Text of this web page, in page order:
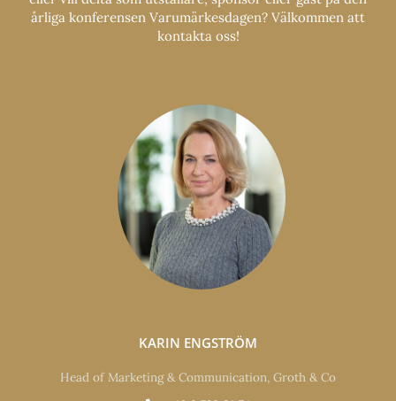
årliga konferensen Varumärkesdagen? Välkommen att
kontakta oss!
KARIN ENGSTRÖM
Head of Marketing & Communication, Groth & Co